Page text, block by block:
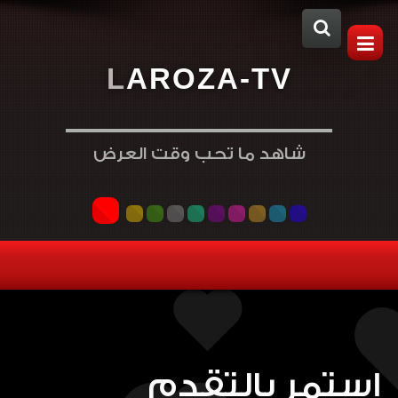
LAROZA-TV
شاهد ما تحب وقت العرض
إستمر بالتقدم